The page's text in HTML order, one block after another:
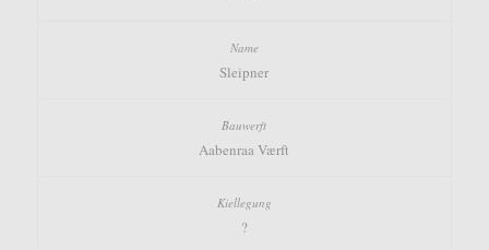
Sleipner
Aabenraa Værft
?